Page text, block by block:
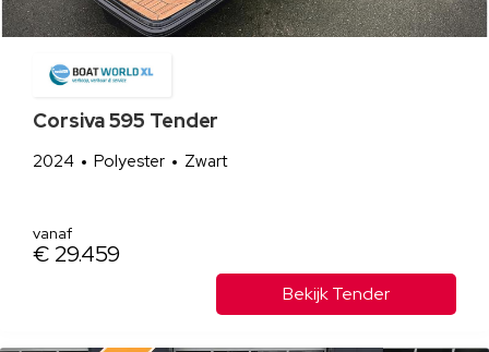
Corsiva 595 Tender
2024 Polyester Zwart
vanaf
€ 29.459
Bekijk Tender